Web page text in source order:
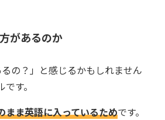
があるのか
るの？」と感じるかもしれません
す。
まま英語に入っているためです。